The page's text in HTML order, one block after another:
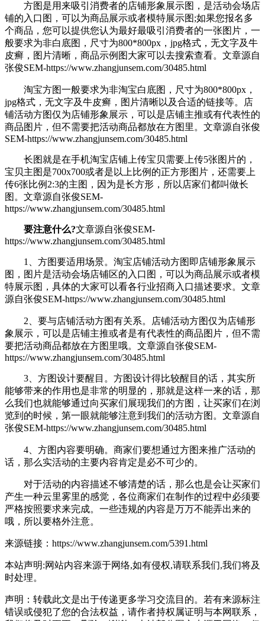
方图是用来吸引消费者的店铺形象展示图，是活动会场店
铺的入口图，可以为商品展示或者模特展示图;如果您报名多
个商品，您可以提供您认为最好最吸引消费者的一张图片，一
般要求为非白底图，尺寸为800*800px，jpg格式，无文字及牛
皮癣，图片清晰，商品示例图大家可以去搜索查看。 文章源自
张俊SEM-https://www.zhangjunsem.com/30485.html
淘宝方图一般要求为非淘宝白底图，尺寸为800*800px，
jpg格式，无文字及牛皮癣，图片清晰以及合适的链接等。店
铺活动方图仅为店铺形象展示，可以是店铺主推或有代表性的
商品图片，但不需要把活动商品都放在方图里。 文章源自张俊
SEM-https://www.zhangjunsem.com/30485.html
长图就是在手机淘宝店铺上传宝贝需要上传5张图片的，
宝贝主图是700x700或者是以上比例的正方形图片，还需要上
传6张比例2:3的主图，因为是长方形，所以店家们都叫做长
图。 文章源自张俊SEM-
https://www.zhangjunsem.com/30485.html
要注意什么?文章源自张俊SEM-
https://www.zhangjunsem.com/30485.html
1、方图要适用场景。淘宝店铺活动方图即店铺形象展示
图，图片是活动会场店铺区的入口图，可以为商品展示或者模
特展示图，具体的大家可以看各行业招商入口描述要求。 文章
源自张俊SEM-https://www.zhangjunsem.com/30485.html
2、要与店铺活动方图有关系。店铺活动方图仅为店铺形
象展示，可以是店铺主推或者是有代表性的商品图片，但不需
要把活动商品都放在方图里哦。 文章源自张俊SEM-
https://www.zhangjunsem.com/30485.html
3、方图设计要醒目。方图设计得比较醒目的话，其实所
能够带来的作用也是非常的明显的，那就是这样一来的话，那
么我们也就能够通过向买家们展现我们的方图，让买家们在浏
览到的时候，第一眼就能够注意到我们的活动方图。 文章源自
张俊SEM-https://www.zhangjunsem.com/30485.html
4、方图内容要明确。商家们要想通过方图来推广活动的
话，那么实活动的主要内容肯定是必不可少的。
对于活动的内容描述不够清楚的话，那么也是会让买家们
产生一种云里雾里的感觉，各位商家们在制作的过程中必须要
严格按照要求来完成。一些违规的内容是万万不能弄出来的
哦，所以要格外注意。
来源链接：https://www.zhangjunsem.com/5391.html
本站声明:网站内容来源于网络,如有侵权,请联系我们,我们将及
时处理。
声明：转载此文是出于传递更多学习交流目的。若有来源标注
错误或侵犯了您的合法权益，请作者持权属证明与本网联系，